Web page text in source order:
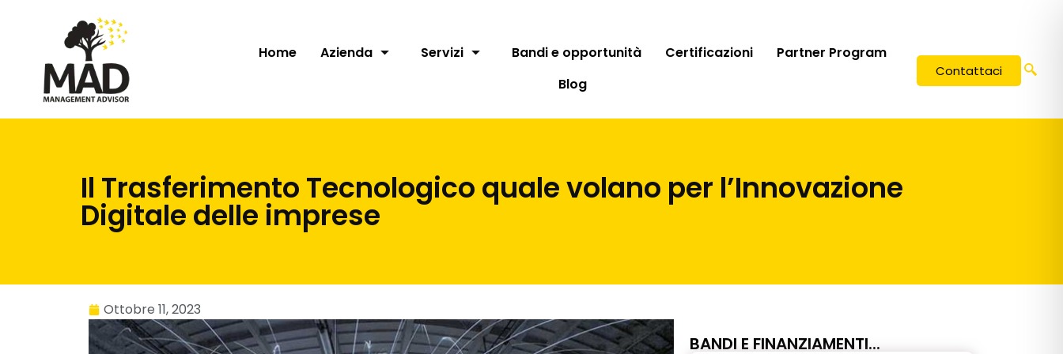
Home Azienda Servizi Bandi e opportunità Certificazioni
Partner Program
Blog
Contattaci
Il Trasferimento Tecnologico quale volano per l’Innovazione
Digitale delle imprese
Ottobre 11, 2023
BANDI E FINANZIAMENTI...